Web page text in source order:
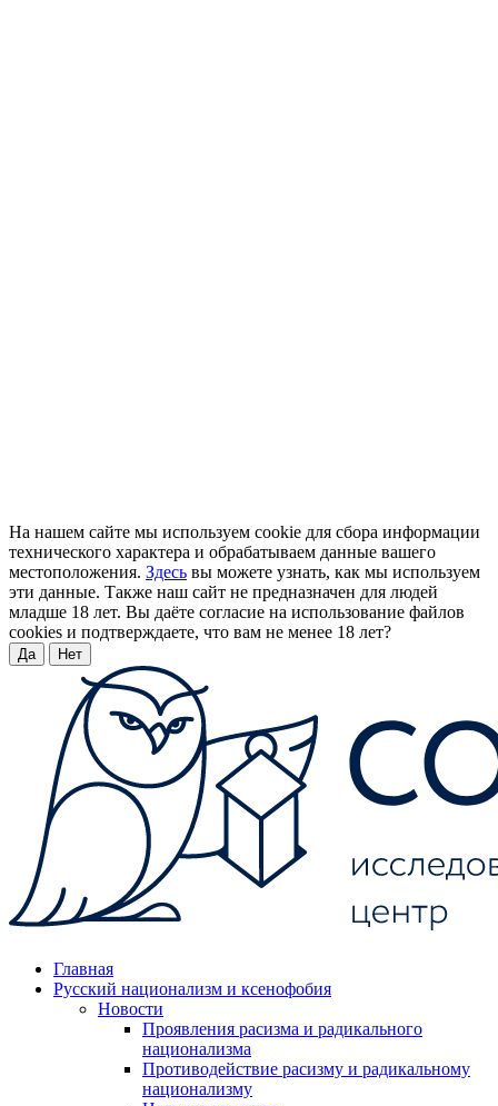
На нашем сайте мы используем cookie для сбора информации
технического характера и обрабатываем данные вашего
местоположения. Здесь вы можете узнать, как мы используем
эти данные. Также наш сайт не предназначен для людей
младше 18 лет. Вы даёте согласие на использование файлов
cookies и подтверждаете, что вам не менее 18 лет?
Да Нет
Главная
Русский национализм и ксенофобия
Новости
Проявления расизма и радикального
национализма
Противодействие расизму и радикальному
национализму